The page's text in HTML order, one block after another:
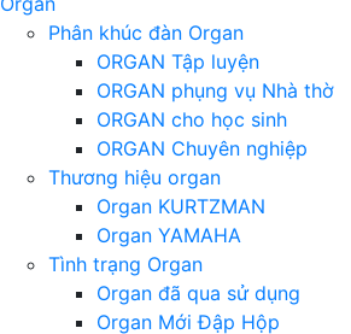
Phân khúc đàn Organ
ORGAN Tập luyện
ORGAN phụng vụ Nhà thờ
ORGAN cho học sinh
ORGAN Chuyên nghiệp
Thương hiệu organ
Organ KURTZMAN
Organ YAMAHA
Tình trạng Organ
Organ đã qua sử dụng
Organ Mới Đập Hộp